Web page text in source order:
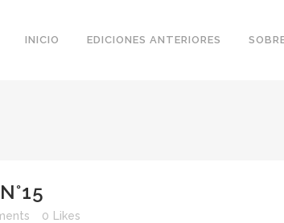
INICIO EDICIONES ANTERIORES
0 Likes